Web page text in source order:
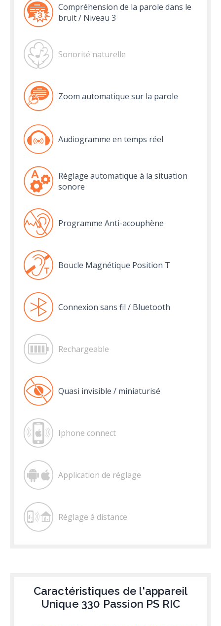
Compréhension de la parole dans le
bruit / Niveau 3
Sonorité naturelle
Zoom automatique sur la parole
Audiogramme en temps réel
Réglage automatique à la situation
sonore
Programme Anti-acouphène
Boucle Magnétique Position T
Connexion sans fil / Bluetooth
Rechargeable
Quasi invisible / miniaturisé
Iphone connect
Application de réglage
Réglage à distance
Caractéristiques de l'appareil
Unique 330 Passion PS RIC